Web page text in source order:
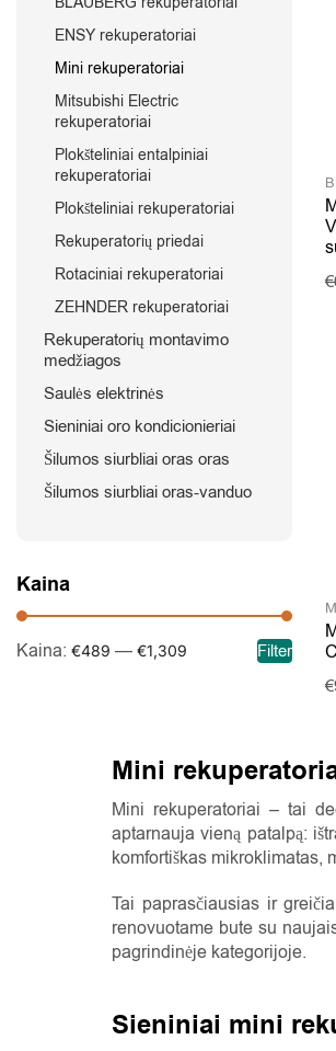
ENSY rekuperatoriai
Mini rekuperatoriai
Mitsubishi Electric
rekuperatoriai
Plokšteliniai entalpiniai
rekuperatoriai
Plokšteliniai rekuperatoriai
Rekuperatorių priedai
Rotaciniai rekuperatoriai
ZEHNDER rekuperatoriai
Rekuperatorių montavimo
medžiagos
Saulės elektrinės
Sieniniai oro kondicionieriai
Šilumos siurbliai oras oras
Šilumos siurbliai oras-vanduo
Kaina
Filter
Kaina: €489 — €1,309
€
€
Mini
Mini rekuperatoriai – tai
aptarnauja vieną patalpą:
komfortiškas mikroklimatas,
Tai paprasčiausias ir
renovuotame bute su
pagrindinėje kategorijoje.
Sieniniai mini